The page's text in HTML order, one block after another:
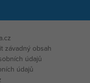
závadný obsah
údajů
údajů